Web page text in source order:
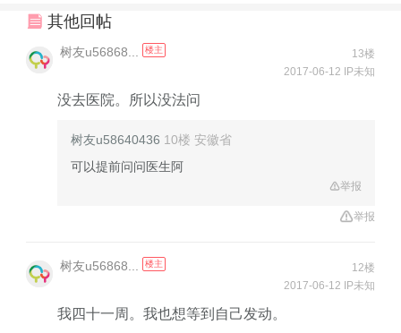
其他回帖
树友u56868... 楼主
13楼
2017-06-12 IP未知
没去医院。所以没法问
树友u58640436 10楼 安徽省
可以提前问问医生阿
举报
举报
树友u56868... 楼主
12楼
2017-06-12 IP未知
我四十一周。我也想等到自己发动。